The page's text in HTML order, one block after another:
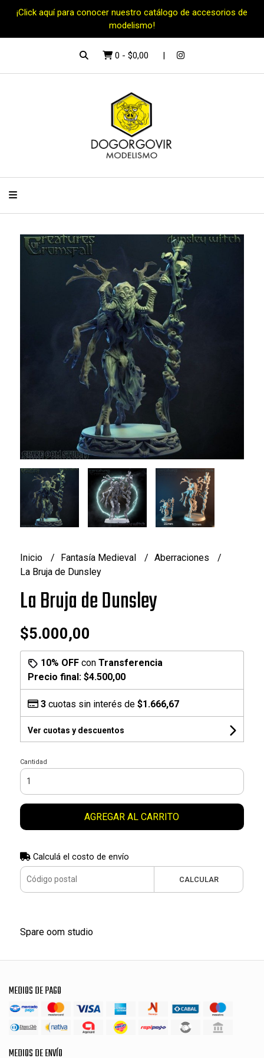
¡Click aquí para conocer nuestro catálogo de accesorios de
modelismo!
0 - $0,00
Inicio Fantasía Medieval
Aberraciones
La Bruja de Dunsley
La Bruja de Dunsley
$5.000,00
10% OFFcon Transferencia
Precio final: $4.500,00
3cuotas sin interés de $1.666,67
Ver cuotas y descuentos
Cantidad
AGREGAR AL CARRITO
Calculá el costo de envío
CALCULAR
Spare oom studio
MEDIOS DE PAGO
MEDIOS DE ENVÍO